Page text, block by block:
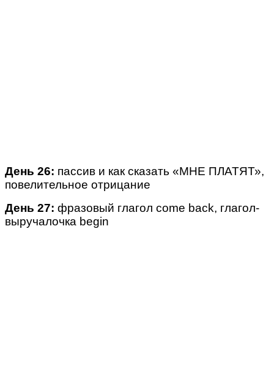
День 26: пассив и как сказать «МНЕ ПЛАТЯТ»,
повелительное отрицание
День 27: фразовый глагол come back, глагол-
выручалочка begin